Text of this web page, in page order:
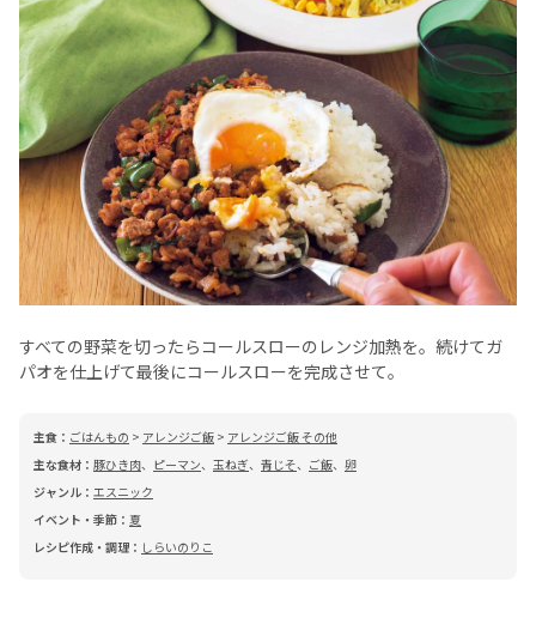
すべての野菜を切ったらコールスローのレンジ加熱を。続けてガ
パオを仕上げて最後にコールスローを完成させて。
主食： ごはんもの > アレンジご飯 > アレンジご飯 その他
主な食材： 豚ひき肉、 ピーマン、 玉ねぎ、 青じそ、 ご飯、 卵
ジャンル： エスニック
イベント・季節： 夏
レシピ作成・調理： しらいのりこ